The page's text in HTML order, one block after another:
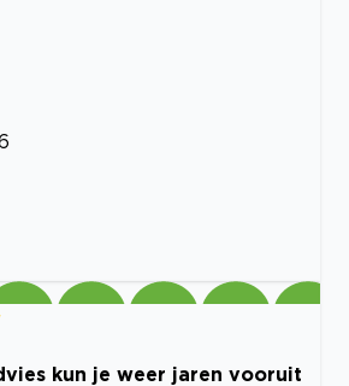
kun je weer jaren vooruit